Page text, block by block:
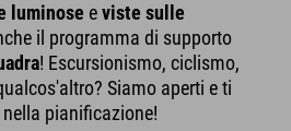
luminose eviste sulle
il programma di supporto
! Escursionismo, ciclismo,
Siamo aperti e ti
pianificazione!